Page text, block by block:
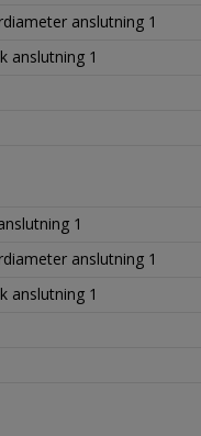
anslutning 1
anslutning 1
1
anslutning 1
anslutning 1